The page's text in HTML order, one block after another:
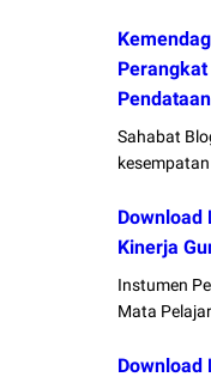
Sahabat
Download
Kinerja
Instumen
Mata
Download